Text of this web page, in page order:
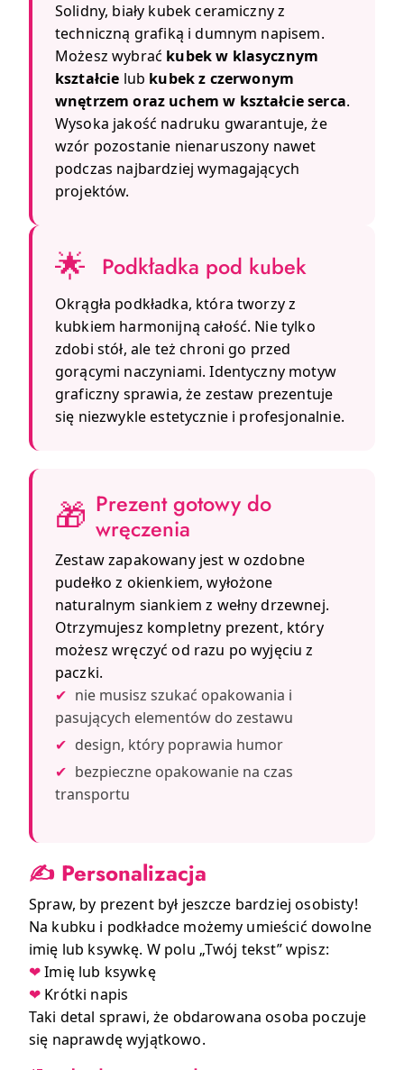
Solidny, biały kubek ceramiczny z
techniczną grafiką i dumnym napisem.
Możesz wybrać kubek w klasycznym
kształcie lub kubek z czerwonym
wnętrzem oraz uchem w kształcie serca.
Wysoka jakość nadruku gwarantuje, że
wzór pozostanie nienaruszony nawet
podczas najbardziej wymagających
projektów.
🌟 Podkładka pod kubek
Okrągła podkładka, która tworzy z
kubkiem harmonijną całość. Nie tylko
zdobi stół, ale też chroni go przed
gorącymi naczyniami. Identyczny motyw
graficzny sprawia, że zestaw prezentuje
się niezwykle estetycznie i profesjonalnie.
🎁 Prezent gotowy do
wręczenia
Zestaw zapakowany jest w ozdobne
pudełko z okienkiem, wyłożone
naturalnym siankiem z wełny drzewnej.
Otrzymujesz kompletny prezent, który
możesz wręczyć od razu po wyjęciu z
paczki.
✔ nie musisz szukać opakowania i
pasujących elementów do zestawu
✔ design, który poprawia humor
✔ bezpieczne opakowanie na czas
transportu
✍️ Personalizacja
Spraw, by prezent był jeszcze bardziej osobisty!
Na kubku i podkładce możemy umieścić dowolne
imię lub ksywkę. W polu „Twój tekst” wpisz:
❤Imię lub ksywkę
❤ Krótki napis
Taki detal sprawi, że obdarowana osoba poczuje
się naprawdę wyjątkowo.